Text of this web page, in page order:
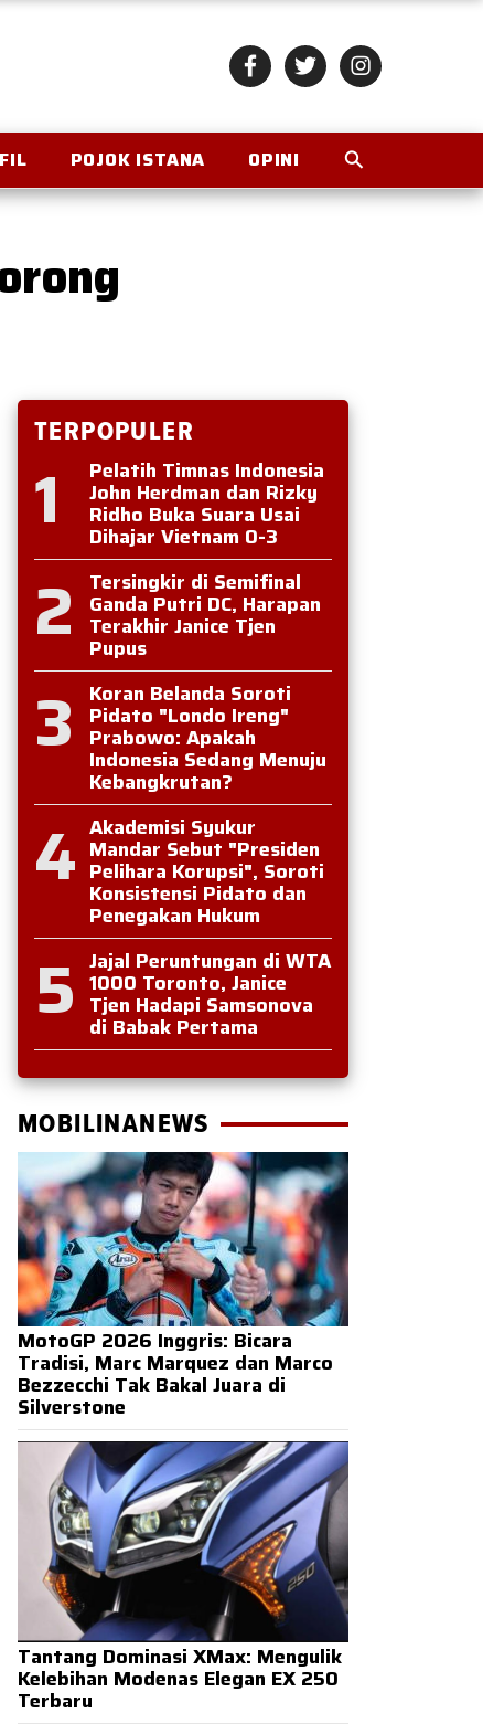
POJOK ISTANA OPINI
TERPOPULER
1 Pelatih Timnas Indonesia
John Herdman dan Rizky
Ridho Buka Suara Usai
Dihajar Vietnam 0-3
2 Tersingkir di Semifinal
Ganda Putri DC, Harapan
Terakhir Janice Tjen
Pupus
3 Koran Belanda Soroti
Pidato "Londo Ireng"
Prabowo: Apakah
Indonesia Sedang Menuju
Kebangkrutan?
4 Akademisi Syukur
Mandar Sebut "Presiden
Pelihara Korupsi", Soroti
Konsistensi Pidato dan
Penegakan Hukum
5 Jajal Peruntungan di WTA
1000 Toronto, Janice
Tjen Hadapi Samsonova
di Babak Pertama
MOBILINANEWS
MotoGP 2026 Inggris: Bicara
Tradisi, Marc Marquez dan Marco
Bezzecchi Tak Bakal Juara di
Silverstone
Tantang Dominasi XMax: Mengulik
Kelebihan Modenas Elegan EX 250
Terbaru